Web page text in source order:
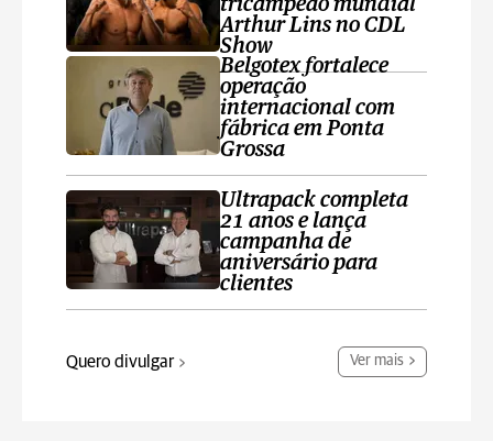
tricampeão mundial
Arthur Lins no CDL
Show
Belgotex fortalece
operação
internacional com
fábrica em Ponta
Grossa
Ultrapack completa
21 anos e lança
campanha de
aniversário para
clientes
Quero divulgar Ver mais